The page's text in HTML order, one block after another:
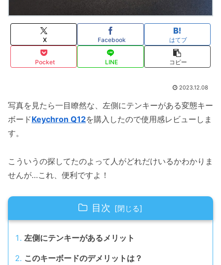
X Facebook はてブ
Pocket LINE コピー
2023.12.08
写真を見たら一目瞭然な、左側にテンキーがある変態キー
ボードKeychron Q12を購入したので使用感レビューしま
す。
こういうの探してたのよって人がどれだけいるかわかりま
せんが…これ、便利ですよ！
目次
左側にテンキーがあるメリット
このキーボードのデメリットは？